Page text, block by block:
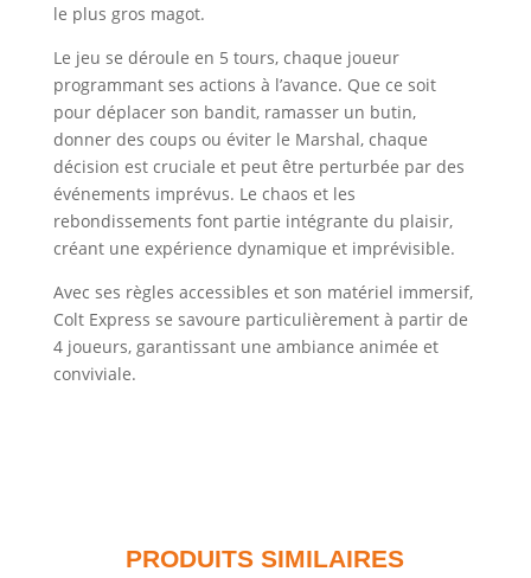
le plus gros magot.
Le jeu se déroule en 5 tours, chaque joueur
programmant ses actions à l’avance. Que ce soit
pour déplacer son bandit, ramasser un butin,
donner des coups ou éviter le Marshal, chaque
décision est cruciale et peut être perturbée par des
événements imprévus. Le chaos et les
rebondissements font partie intégrante du plaisir,
créant une expérience dynamique et imprévisible.
Avec ses règles accessibles et son matériel immersif,
Colt Express se savoure particulièrement à partir de
4 joueurs, garantissant une ambiance animée et
conviviale.
PRODUITS SIMILAIRES